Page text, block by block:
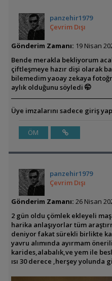
panzehir1979
Çevrim Dışı
Gönderim Zamanı: 19 Nisan
Bende merakla bekliyorum
çiftleşmeye hazır dişi olarak
bilemedim yaoay zekaya
aylık olduğunu söyledi 🤭
Üye imzalarını sadece giriş
ÖM
panzehir1979
Çevrim Dışı
Gönderim Zamanı: 26 Nisan
2 gün oldu çömlek ekleyeli
harika anlaşıyorlar tüm
deniyor fakat sürekli birlikte
yavru alımında ayırmam
karides,alabalık,ve yem ile
ısı 30 derece ,herşey yolunda